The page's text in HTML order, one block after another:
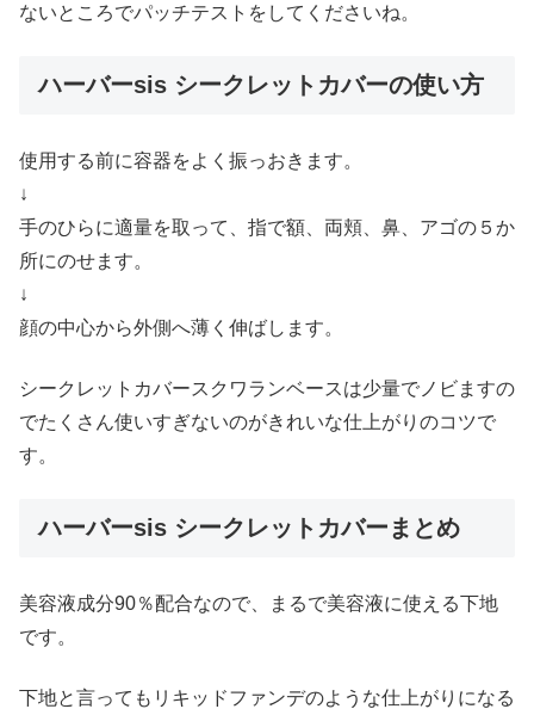
ないところでパッチテストをしてくださいね。
ハーバーsis シークレットカバーの使い方
使用する前に容器をよく振っおきます。
↓
手のひらに適量を取って、指で額、両頬、鼻、アゴの５か
所にのせます。
↓
顔の中心から外側へ薄く伸ばします。
シークレットカバースクワランベースは少量でノビますの
でたくさん使いすぎないのがきれいな仕上がりのコツで
す。
ハーバーsis シークレットカバーまとめ
美容液成分90％配合なので、まるで美容液に使える下地
です。
下地と言ってもリキッドファンデのような仕上がりになる